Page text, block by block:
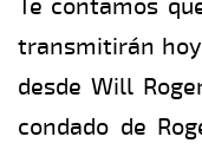
Te contamos
transmitirán
desde Will
condado de